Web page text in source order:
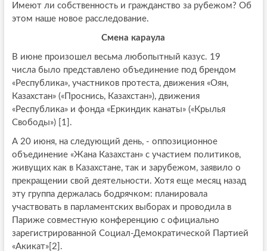
Имеют ли собственность и гражданство за рубежом? Об
этом наше новое расследование.
Смена караула
В июне произошел весьма любопытный казус. 19
числа было представлено объединение под брендом
«Республика», участников протеста, движения «Оян,
Казахстан» («Проснись, Казахстан»), движения
«Республика» и фонда «Еркиндик канаты» («Крылья
Свободы») [1].
А 20 июня, на следующий день, - оппозиционное
объединение «Жана Казахстан» с участием политиков,
живущих как в Казахстане, так и зарубежом, заявило о
прекращении свой деятельности. Хотя еще месяц назад
эту группа держалась бодрячком: планировала
участвовать в парламентских выборах и проводила в
Париже совместную конференцию с официально
зарегистрированной Социал-Демократической Партией
«Акикат»[2].